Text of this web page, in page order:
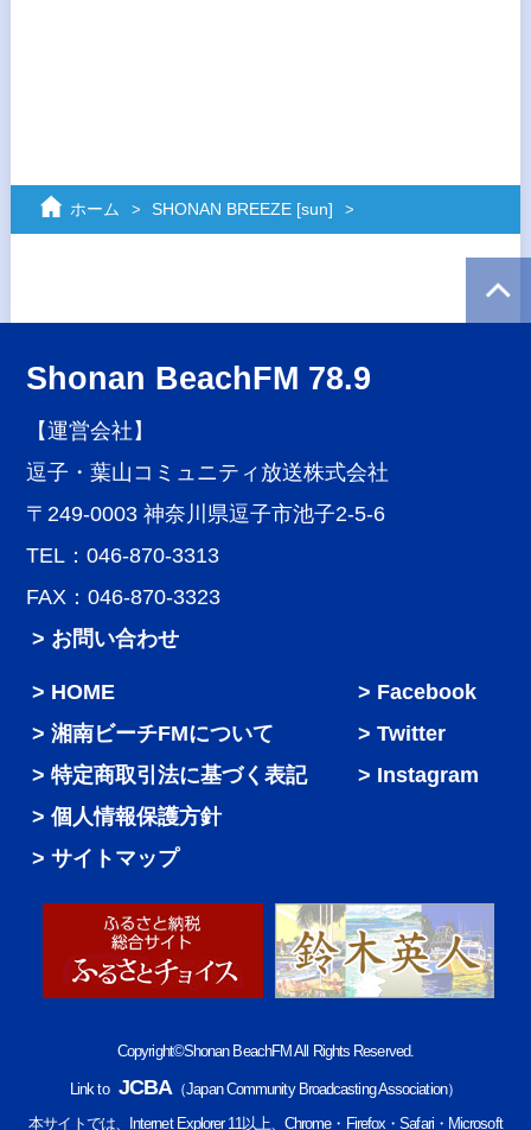
ホーム SHONAN BREEZE [sun]
Shonan BeachFM 78.9
【運営会社】
逗子・葉山コミュニティ放送株式会社
〒249-0003 神奈川県逗子市池子2-5-6
TEL：046-870-3313
FAX：046-870-3323
> お問い合わせ
HOME
湘南ビーチFMについて
特定商取引法に基づく表記
個人情報保護方針
サイトマップ
Facebook
Twitter
Instagram
Copyright©Shonan BeachFM All Rights Reserved.
Link to JCBA （Japan Community Broadcasting Association）
本サイトでは、Internet Explorer 11以上、Chrome・Firefox・Safari・Microsoft